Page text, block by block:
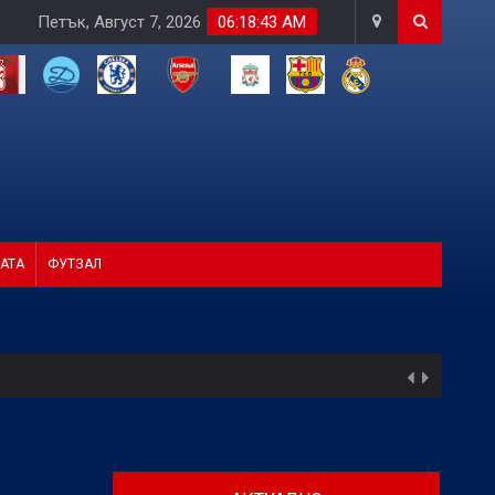
06:18:45 AM
Петък, Август 7, 2026
ФУТЗАЛ